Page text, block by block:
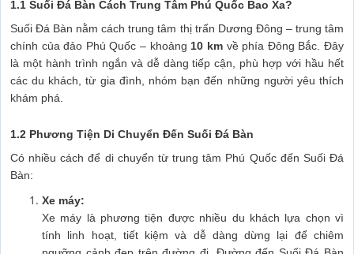
1.1 Suối Đá Bàn Cách Trung Tâm Phú Quốc Bao Xa?
Suối Đá Bàn nằm cách trung tâm thị trấn Dương Đông – trung tâm
chính của đảo Phú Quốc – khoảng 10 kmvề phía Đông Bắc. Đây
là một hành trình ngắn và dễ dàng tiếp cận, phù hợp với hầu hết
các du khách, từ gia đình, nhóm bạn đến những người yêu thích
khám phá.
1.2 Phương Tiện Di Chuyển Đến Suối Đá Bàn
Có nhiều cách để di chuyển từ trung tâm Phú Quốc đến Suối Đá
Bàn:
Xe máy:
Xe máy là phương tiện được nhiều du khách lựa chọn vì
tính linh hoạt, tiết kiệm và dễ dàng dừng lại để chiêm